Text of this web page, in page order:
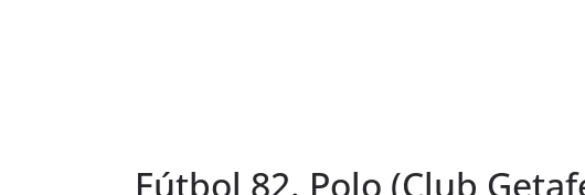
Fútbol 82. Polo (Club